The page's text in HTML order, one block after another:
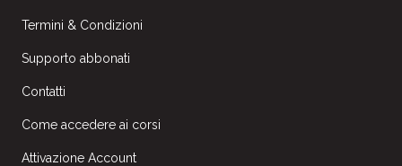
Termini & Condizioni
Supporto abbonati
Contatti
Come accedere ai corsi
Attivazione Account